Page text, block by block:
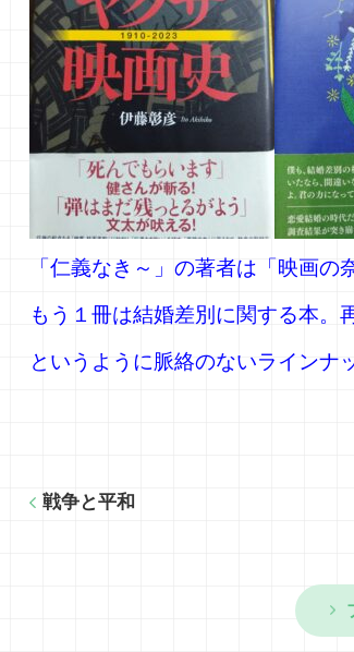
「仁義なき～」の著者は「映画の
もう１冊は結婚差別に関する本。
というように脈絡のないラインナ
戦争と平和